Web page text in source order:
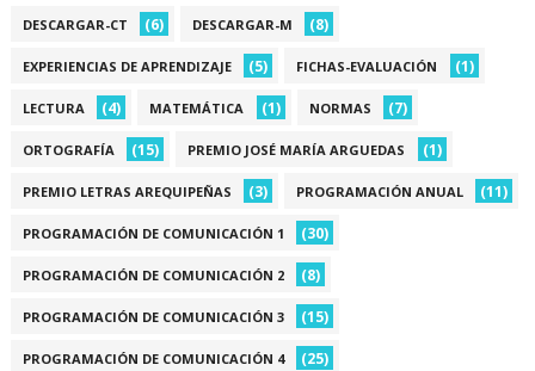
DESCARGAR-CT (6) DESCARGAR-M (8)
EXPERIENCIAS DE APRENDIZAJE (5) FICHAS-EVALUACIÓN (1)
LECTURA (4) MATEMÁTICA (1) NORMAS (7)
ORTOGRAFÍA (15) PREMIO JOSÉ MARÍA ARGUEDAS (1)
PREMIO LETRAS AREQUIPEÑAS (3) PROGRAMACIÓN ANUAL (11)
PROGRAMACIÓN DE COMUNICACIÓN 1 (30)
PROGRAMACIÓN DE COMUNICACIÓN 2 (8)
PROGRAMACIÓN DE COMUNICACIÓN 3 (15)
PROGRAMACIÓN DE COMUNICACIÓN 4 (25)